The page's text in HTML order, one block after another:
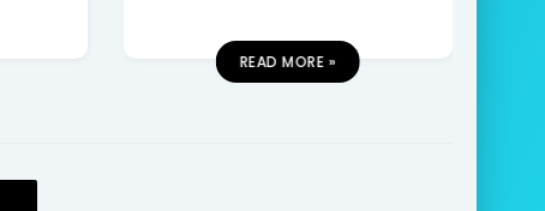
READ MORE »